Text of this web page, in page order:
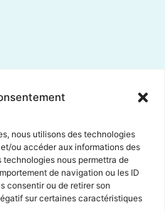
nous utilisons des technologies
ou accéder aux informations des
nous permettra de
de navigation ou les ID
consentir ou de retirer son
sur certaines caractéristiques